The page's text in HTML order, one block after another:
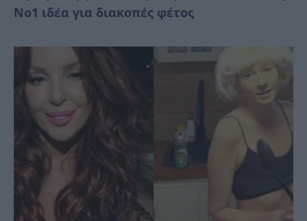
No1 ιδέα για διακοπές φέτος